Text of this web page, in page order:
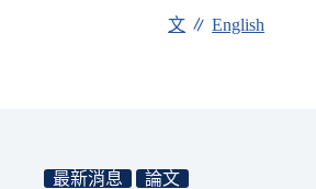
文 ∥English
最新消息 論文